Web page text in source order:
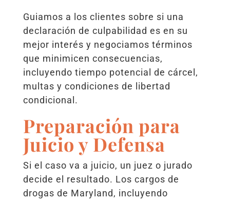
Guiamos a los clientes sobre si una
declaración de culpabilidad es en su
mejor interés y negociamos términos
que minimicen consecuencias,
incluyendo tiempo potencial de cárcel,
multas y condiciones de libertad
condicional.
Preparación para
Juicio y Defensa
Si el caso va a juicio, un juez o jurado
decide el resultado. Los cargos de
drogas de Maryland, incluyendo